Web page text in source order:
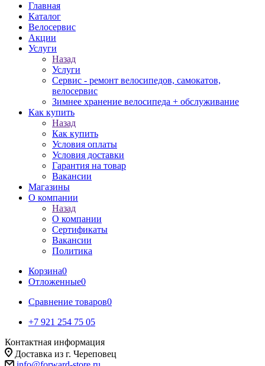
Главная
Каталог
Велосервис
Акции
Услуги
Назад
Услуги
Сервис - ремонт велосипедов, самокатов,
велосервис
Зимнее хранение велосипеда + обслуживание
Как купить
Назад
Как купить
Условия оплаты
Условия доставки
Гарантия на товар
Вакансии
Магазины
О компании
Назад
О компании
Сертификаты
Вакансии
Политика
Корзина0
Отложенные0
Сравнение товаров0
+7 921 254 75 05
Контактная информация
Доставка из г. Череповец